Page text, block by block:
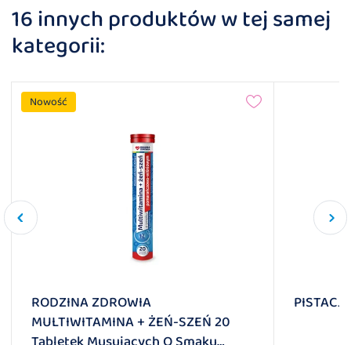
16 innych produktów w tej samej
kategorii:
Nowość
RODZINA ZDROWIA
MULTIWITAMINA + ŻEŃ-SZEŃ 20